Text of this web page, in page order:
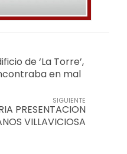
de ‘La Torre’,
en mal
SIGUIENTE
PRESENTACION
VILLAVICIOSA